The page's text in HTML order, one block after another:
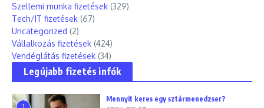
Szellemi munka fizetések (329)
Tech/IT fizetések (67)
Uncategorized (2)
Vállalkozás fizetések (424)
Vendéglátás fizetések (34)
Legújabb fizetés infók
Mennyit keres egy sztármenedzser?